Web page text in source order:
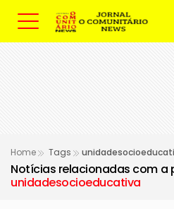
Home Tags
Notícias relacionadas com a
unidadesocioeducativa